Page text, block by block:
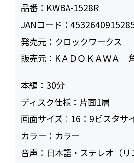
品番： KWBA-1528R
JANコード：4532640915285
発売元： クロックワークス
販売元： KＡＤＯＫＡＷＡ
本編： 30
ディスク仕様： 片面1層
画面サイズ： 16：9ビスタサ
カラー： カラー
音声： 日本語・ステレオ（リ